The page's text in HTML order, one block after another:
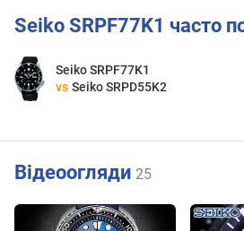
Seiko SRPF77K1 часто
Seiko SRPF77K1
vs Seiko SRPD55K2
Відеоогляди 25